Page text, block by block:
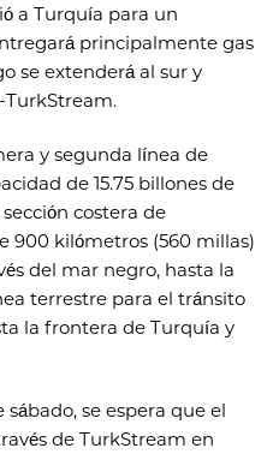
a Turquía para un
principalmente gas
se extenderá al sur y
TurkStream.
y segunda línea de
de 15.75 billones de
costera de
900 kilómetros (560 millas)
del mar negro, hasta la
terrestre para el tránsito
la frontera de Turquía y
se espera que el
de TurkStream en